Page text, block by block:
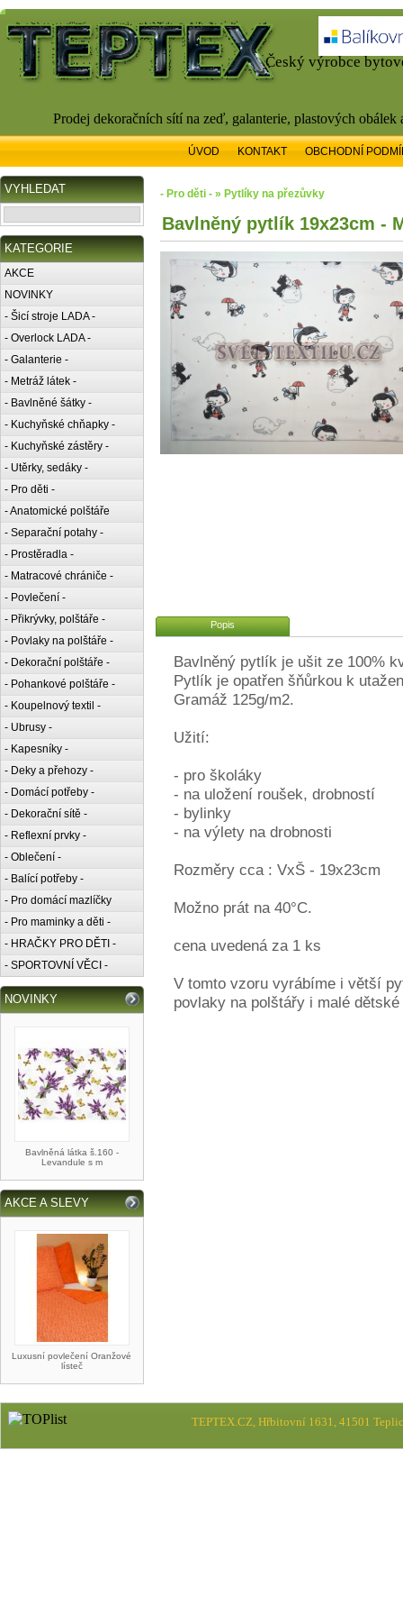
Český výrobce
Prodej dekoračních sítí na zeď, galanterie, plastových
ÚVOD KONTAKT OBCHODNÍ
VYHLEDAT
KATEGORIE
AKCE
NOVINKY
- Šicí stroje LADA -
- Overlock LADA -
- Galanterie -
- Metráž látek -
- Bavlněné šátky -
- Kuchyňské chňapky -
- Kuchyňské zástěry -
- Utěrky, sedáky -
- Pro děti -
- Anatomické polštáře
- Separační potahy -
- Prostěradla -
- Matracové chrániče -
- Povlečení -
- Přikrývky, polštáře -
- Povlaky na polštáře -
- Dekorační polštáře -
- Pohankové polštáře -
- Koupelnový textil -
- Ubrusy -
- Kapesníky -
- Deky a přehozy -
- Domácí potřeby -
- Dekorační sítě -
- Reflexní prvky -
- Oblečení -
- Balící potřeby -
- Pro domácí mazlíčky
- Pro maminky a děti -
- HRAČKY PRO DĚTI -
- SPORTOVNÍ VĚCI -
NOVINKY
Bavlněná látka š.160 -
Levandule s m
AKCE A SLEVY
Luxusní povlečení Oranžové
lísteč
- Pro děti - » Pytlíky na přezůvky
Bavlněný pytlík 19x23cm -
Popis
Bavlněný pytlík je ušit ze 100%
Pytlík je opatřen šňůrkou k
Gramáž 125g/m2.
Užití:
- pro školáky
- na uložení roušek, drobností
- bylinky
- na výlety na drobnosti
Rozměry cca : VxŠ - 19x23cm
Možno prát na 40°C.
cena uvedená za 1 ks
V tomto vzoru vyrábíme i větší
povlaky na polštářy i malé
TEPTEX.CZ, Hřbitovní 1631, 41501